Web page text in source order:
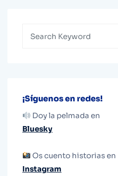
¡Síguenos en redes!
Doy la pelmada en
Bluesky
Os cuento historias en
Instagram